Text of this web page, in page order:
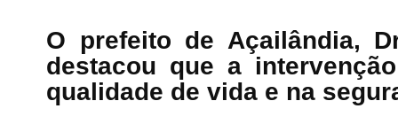
O prefeito de Açailândia,
destacou que a
qualidade de vida e na